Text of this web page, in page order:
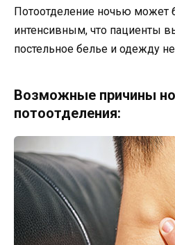
Потоотделение ночью может
интенсивным, что пациенты
постельное белье и одежду
Возможные причины
потоотделения: